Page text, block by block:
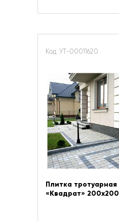
Код: УТ-00011620
Плитка
«Квадрат»